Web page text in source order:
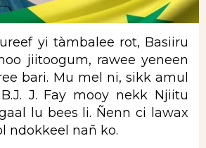
yi tàmbalee rot, Basiiru
jiitoogum, rawee yeneen
bari. Mu mel ni, sikk amul
J. Fay mooy nekk Njiitu
lu bees li. Ñenn ci lawax
ndokkeel nañ ko.